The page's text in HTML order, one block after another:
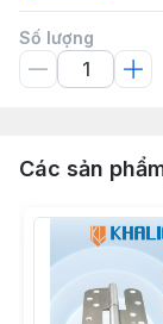
Số lượng
Các sản